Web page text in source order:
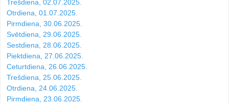
Trešdiena, 02.07.2025.
Otrdiena, 01.07.2025.
Pirmdiena, 30.06.2025.
Svētdiena, 29.06.2025.
Sestdiena, 28.06.2025.
Piektdiena, 27.06.2025.
Ceturtdiena, 26.06.2025.
Trešdiena, 25.06.2025.
Otrdiena, 24.06.2025.
Pirmdiena, 23.06.2025.